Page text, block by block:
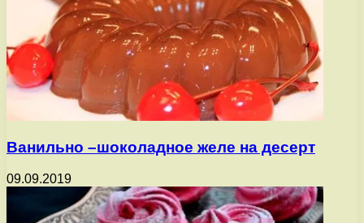
Ванильно –шоколадное желе на десерт
09.09.2019